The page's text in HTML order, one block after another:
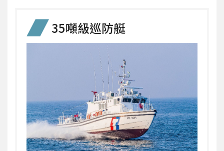
35噸級巡防艇